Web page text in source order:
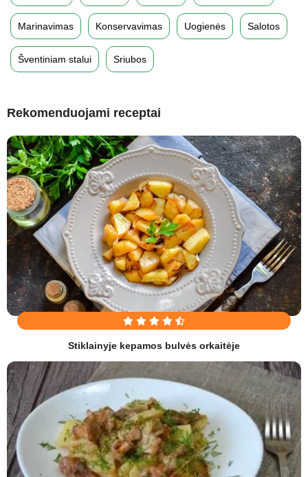
Marinavimas Konservavimas Uogienės Salotos
Šventiniam stalui Sriubos
Rekomenduojami receptai
Stiklainyje kepamos bulvės orkaitėje